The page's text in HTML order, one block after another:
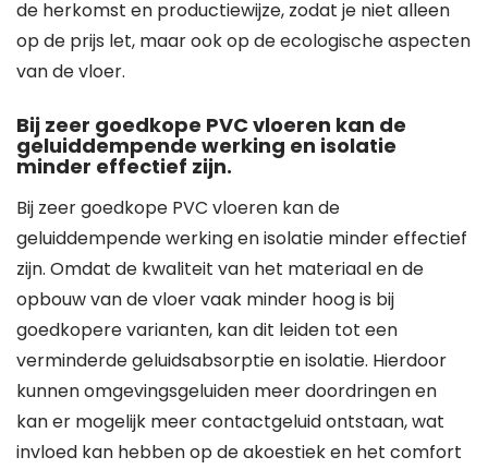
de herkomst en productiewijze, zodat je niet alleen
op de prijs let, maar ook op de ecologische aspecten
van de vloer.
Bij zeer goedkope PVC vloeren kan de
geluiddempende werking en isolatie
minder effectief zijn.
Bij zeer goedkope PVC vloeren kan de
geluiddempende werking en isolatie minder effectief
zijn. Omdat de kwaliteit van het materiaal en de
opbouw van de vloer vaak minder hoog is bij
goedkopere varianten, kan dit leiden tot een
verminderde geluidsabsorptie en isolatie. Hierdoor
kunnen omgevingsgeluiden meer doordringen en
kan er mogelijk meer contactgeluid ontstaan, wat
invloed kan hebben op de akoestiek en het comfort